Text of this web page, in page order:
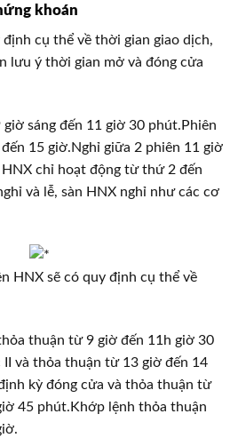
khoán
cụ thể về thời gian giao dịch,
lưu ý thời gian mở và đóng cửa
giờ sáng đến 11 giờ 30 phút.Phiên
15 giờ.Nghỉ giữa 2 phiên 11 giờ
chỉ hoạt động từ thứ 2 đến
và lễ, sàn HNX nghỉ như các cơ
HNX sẽ có quy định cụ thể về
thuận từ 9 giờ đến 11h giờ 30
và thỏa thuận từ 13 giờ đến 14
kỳ đóng cửa và thỏa thuận từ
45 phút.Khớp lệnh thỏa thuận